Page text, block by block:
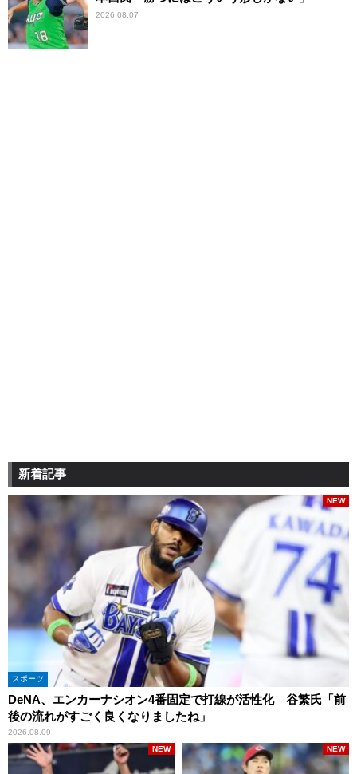
2026.08.07
新着記事
スポーツ
DeNA、エンカーナシオン4番固定で打線が活性化 谷繁氏「前
後の流れがすごく良くなりましたね」
2026.08.09
NEW
NEW NEW